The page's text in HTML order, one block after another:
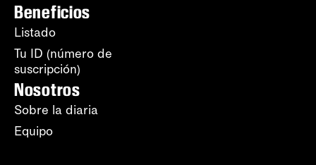
Beneficios
Listado
Tu ID (número de
suscripción)
Nosotros
Sobre la diaria
Equipo